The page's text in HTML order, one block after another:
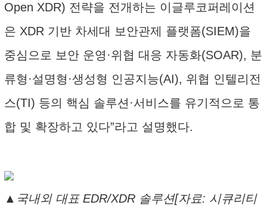
Open XDR) 전략을 전개하는 이글루코퍼레이션
은 XDR 기반 차세대 보안관제 플랫폼(SIEM)을
중심으로 보안 운영·위협 대응 자동화(SOAR), 분
류형·설명형·생성형 인공지능(AI), 위협 인텔리전
스(TI) 등의 핵심 솔루션·서비스를 유기적으로 통
합 및 확장하고 있다”라고 설명했다.
▲국내외 대표 EDR/XDR 솔루션[자료: 시큐리티